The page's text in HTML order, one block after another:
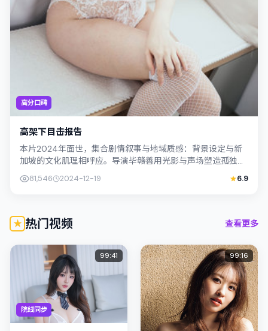
高分口碑
高架下目击报告
本片2024年面世，集合剧情叙事与地域质感：背景设定与新
加坡的文化肌理相呼应。导演毕赣善用光影与声场塑造孤独
感，染谷将太饰演角色的抉择牵动观众情...
81,546 2024-12-19 6.9
热门视频 查看更多
院线同步
99:41 99:16